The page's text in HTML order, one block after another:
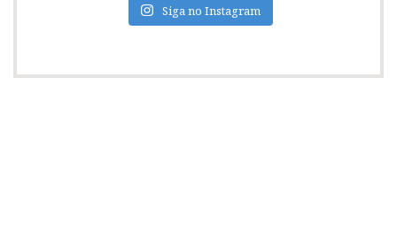
Siga no Instagram